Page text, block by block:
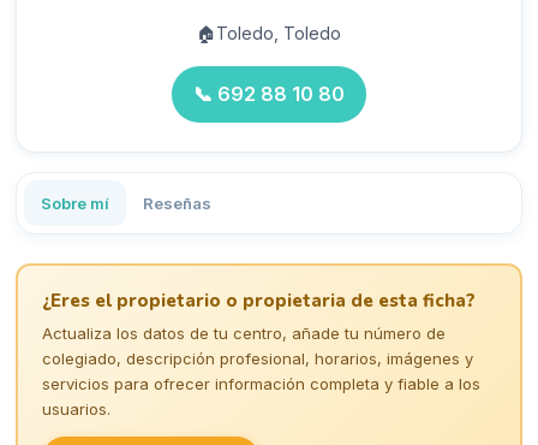
🏠Toledo, Toledo
📞 692 88 10 80
Sobre mí Reseñas
¿Eres el propietario o propietaria de esta ficha?
Actualiza los datos de tu centro, añade tu número de
colegiado, descripción profesional, horarios, imágenes y
servicios para ofrecer información completa y fiable a los
usuarios.